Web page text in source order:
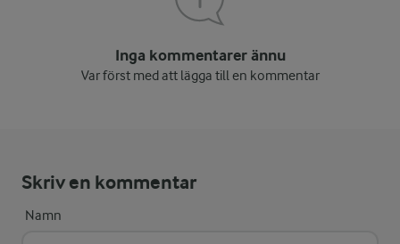
Inga kommentarer ännu
Var först med att lägga till en kommentar
Skriv en kommentar
Namn